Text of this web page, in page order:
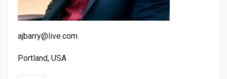
ajbarry@live.com
Portland, USA